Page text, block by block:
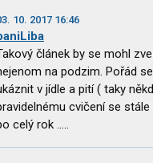
10. 2017 16:46
článek by se mohl
na podzim. Pořád
v jídle a pití ( taky
cvičení se
celý rok .....